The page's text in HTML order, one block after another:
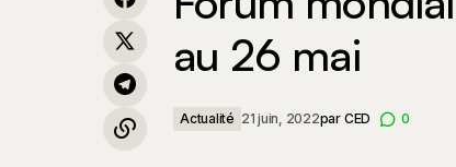
au 26 mai
Actualité 21 juin, 2022par CED 0